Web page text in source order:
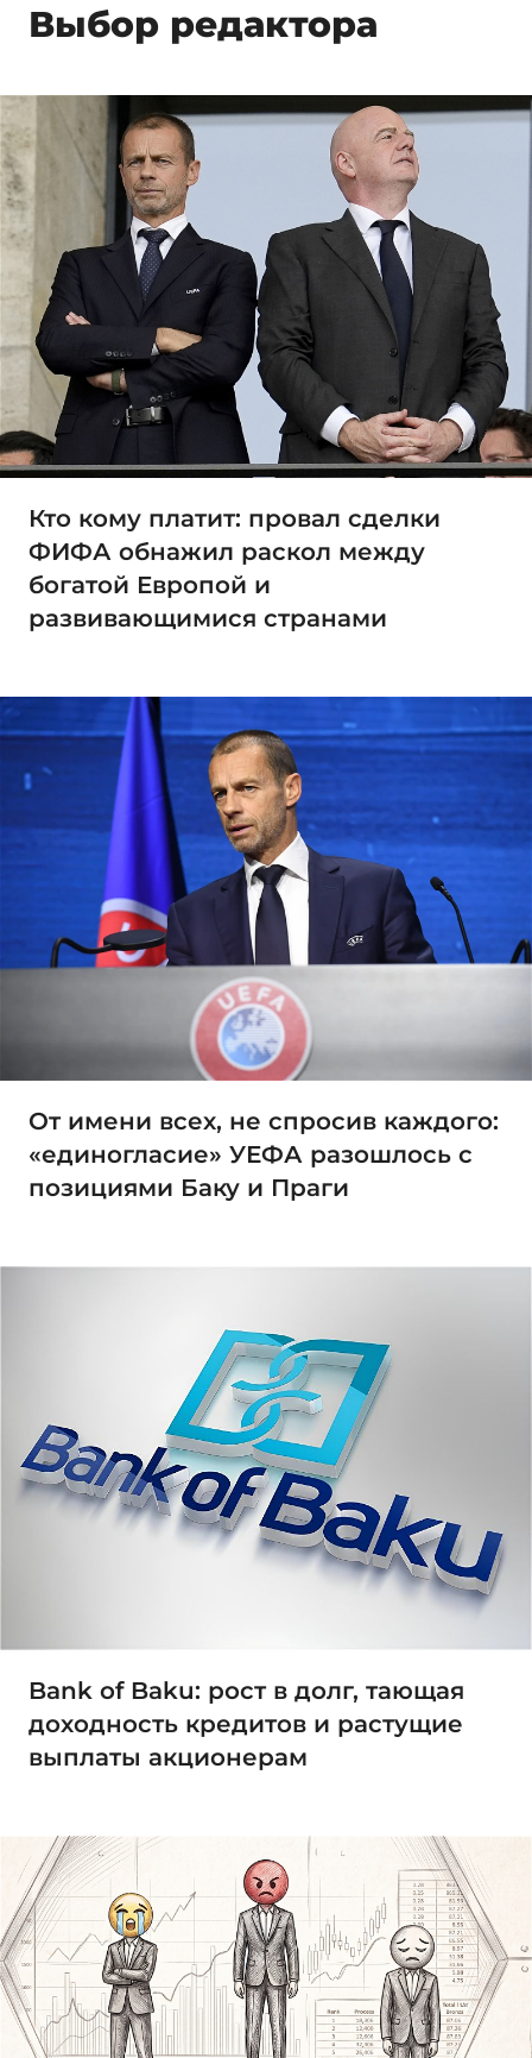
Выбор редактора
Кто кому платит: провал сделки
ФИФА обнажил раскол между
богатой Европой и
развивающимися странами
От имени всех, не спросив каждого:
«единогласие» УЕФА разошлось с
позициями Баку и Праги
Bank of Baku: рост в долг, тающая
доходность кредитов и растущие
выплаты акционерам